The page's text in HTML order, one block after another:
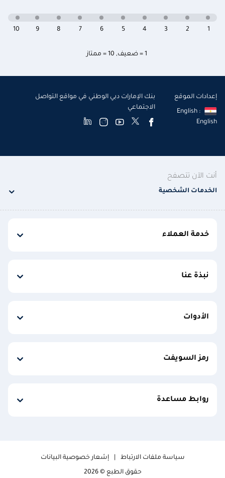
1 = ضعيف , 10 = ممتاز
10 9 8 7 6 5 4 3 2 1
إعدادات الموقع
English :
English
بنك الإمارات دبي الوطني في مواقع التواصل
الاجتماعي
أنت الآن تتصفح
الخدمات الشخصية
خدمة العملاء
نبذة عنا
الأدوات
رمز السويفت
روابط مساعدة
سياسة ملفات الارتباط إشعار خصوصية البيانات
حقوق الطبع © 2026